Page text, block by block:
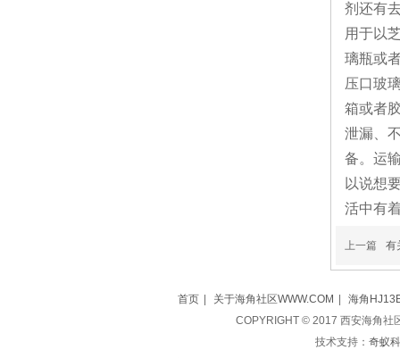
剂还有去
用于以
璃瓶或者
压口玻璃
箱或者
泄漏
备。
以说想
活中有着
上一篇 有
首页 关于海角社区WWW.COM
海角
COPYRIGHT © 2017 西安海角社
技术支持： 奇蚁